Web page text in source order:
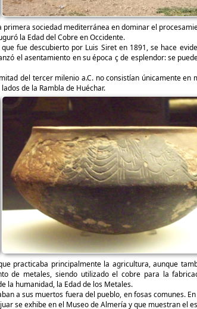
sociedad mediterránea en dominar el
la Edad del Cobre en Occidente.
fue descubierto por Luis Siret en 1891, se hace
el asentamiento en su época ç de esplendor: se
del tercer milenio a.C. no consistían únicamente
de la Rambla de Huéchar.
practicaba principalmente la agricultura, aunque
de metales, siendo utilizado el cobre para la
la humanidad, la Edad de los Metales.
a sus muertos fuera del pueblo, en fosas comunes.
se exhibe en el Museo de Almería y que muestran el